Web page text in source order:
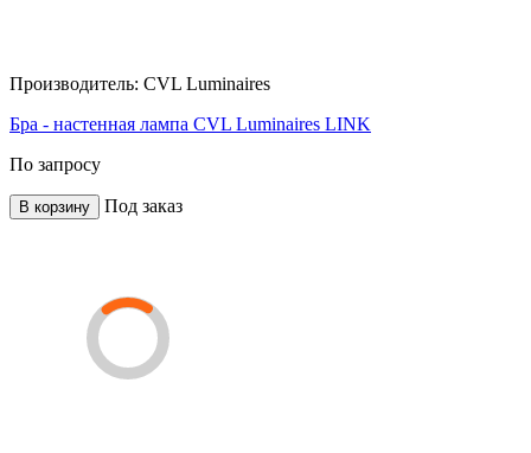
Производитель: CVL Luminaires
Бра - настенная лампа CVL Luminaires LINK
По запросу
В корзину Под заказ